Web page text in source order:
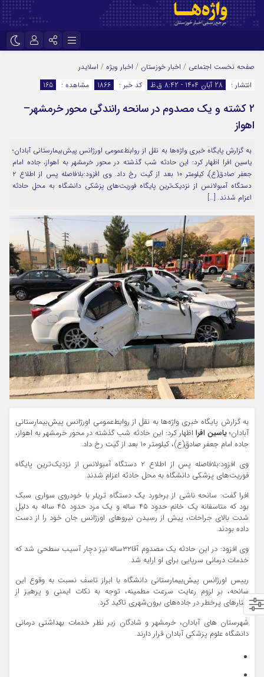
اینستاگرام
تلگرام
سروش
ایتا
آپارات
اپلیکیشن رمز عبور
مرا به خاطر بسپار
صفحه نخست اجتماعی / اخبار خوزستان / اخبار ویژه / اسلایدر
انتشار :
28 آبان 1404 - 8:42 ق.ظ کد خبر : 1866 مشاهده : 165
۲ کشته و یک مصدوم در سانحه رانندگی محور خرمشهر–
اهواز
به گزارش پایگاه خبری واژه‌ها به نقل از روابط‌عمومی اورژانس پیش‌بیمارستانی آبادان؛
یاسین افرا اظهار کرد: این حادثه شب گذشته در محور خرمشهر به اهواز، جاده امام
جعفر صادق(ع)، کیلومتر ۱۰ بعد از گیت رخ داد. وی افزود:بلافاصله پس از اطلاع ۲
دستگاه آمبولانس از نزدیک‌ترین پایگاه‌ فوریت‌های پزشکی دانشگاه به محل حادثه
اعزام شدند. […]
به گزارش پایگاه خبری واژه‌ها به نقل از روابط‌عمومی اورژانس پیش‌بیمارستانی
آبادان؛یاسین افرا اظهار کرد: این حادثه شب گذشته در محور خرمشهر به اهواز،
جاده امام جعفر صادق(ع)، کیلومتر ۱۰ بعد از گیت رخ داد.
وی افزود:بلافاصله پس از اطلاع ۲ دستگاه آمبولانس از نزدیک‌ترین پایگاه‌
فوریت‌های پزشکی دانشگاه به محل حادثه اعزام شدند.
افرا گفت: سانحه ناشی از برخورد یک دستگاه تریلر با خودروی سواری سبک
بود که متاسفانه یک خانم حدود ۴۵ ساله و یک مرد حدود ۴۵ ساله به دلیل
شدت بالای جراحات، پیش از رسیدن نیروهای اورژانس جان خود را از دست
داده بودند.
وی افزود: در این حادثه یک مصدوم آقا۳۲ساله نیز دچار آسیب سطحی شد که
خدمات درمانی سرپایی برای او ارایه شد.
رییس اورژانس پیش‌بیمارستانی دانشگاه با ابراز تاسف نسبت به وقوع این
سانحه، بر لزوم رعایت سرعت مطمینه، توجه به نکات ایمنی و پرهیز از
رفتارهای پرخطر در جاده‌های برون‌شهری تاکید کرد.
شهرستان های آبادان، خرمشهر و شادگان زیر نظر خدمات بهداشتی درمانی
دانشگاه علوم پزشکی آبادان قرار دارند.